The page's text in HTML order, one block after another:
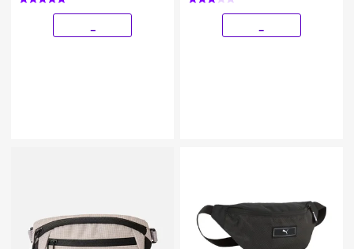
CROSSBODY POCHETE
DE PEITO PORTÁTIL ALÇA
ÚNICA AJUSTÁVEL